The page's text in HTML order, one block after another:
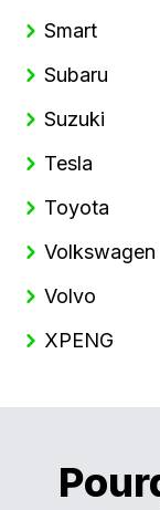
Smart
Subaru
Suzuki
Tesla
Toyota
Volkswagen
Volvo
XPENG